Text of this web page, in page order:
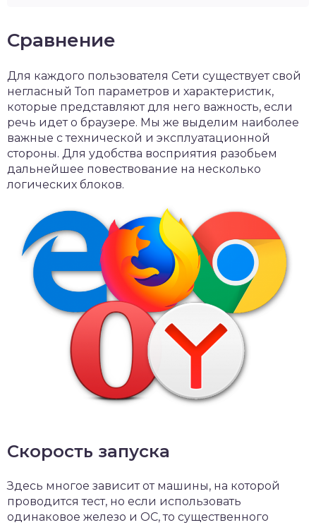
Сравнение
Для каждого пользователя Сети существует свой
негласный Топ параметров и характеристик,
которые представляют для него важность, если
речь идет о браузере. Мы же выделим наиболее
важные с технической и эксплуатационной
стороны. Для удобства восприятия разобьем
дальнейшее повествование на несколько
логических блоков.
Скорость запуска
Здесь многое зависит от машины, на которой
проводится тест, но если использовать
одинаковое железо и ОС, то существенного